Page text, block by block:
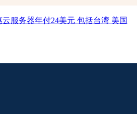
云服务器年付24美元 包括台湾 美国